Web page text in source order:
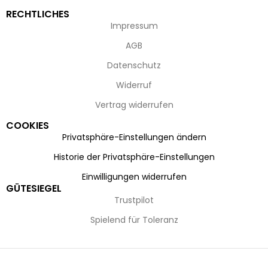
RECHTLICHES
Impressum
AGB
Datenschutz
Widerruf
Vertrag widerrufen
COOKIES
Privatsphäre-Einstellungen ändern
Historie der Privatsphäre-Einstellungen
Einwilligungen widerrufen
GÜTESIEGEL
Trustpilot
Spielend für Toleranz